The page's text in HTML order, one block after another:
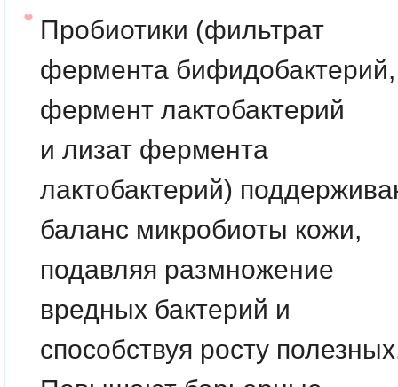
Пробиотики (фильтрат
фермента бифидобактерий,
фермент лактобактерий
и лизат фермента
лактобактерий)
баланс микробиоты кожи,
подавляя размножение
вредных бактерий и
способствуя росту